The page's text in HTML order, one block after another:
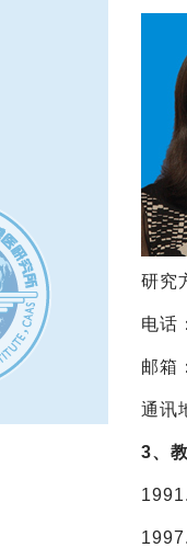
研究
电话
邮箱
通讯
3、